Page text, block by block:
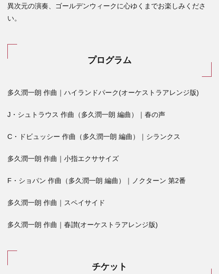
異次元の演奏、ゴールデンウィークに心ゆくまでお楽しみくださ
い。
プログラム
多久潤一朗 作曲｜ハイランドパーク(オーケストラアレンジ版)
J・シュトラウス 作曲（多久潤一朗 編曲）｜春の声
C・ドビュッシー 作曲（多久潤一朗 編曲）｜シランクス
多久潤一朗 作曲｜小指エクササイズ
F・ショパン 作曲（多久潤一朗 編曲）｜ノクターン 第2番
多久潤一朗 作曲｜スペイサイド
多久潤一朗 作曲｜春讃(オーケストラアレンジ版)
チケット